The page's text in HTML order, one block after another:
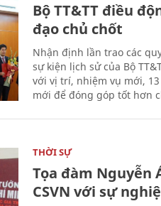
Bộ TT&TT điều
đạo chủ chốt
Nhận định lần trao các
sự kiện lịch sử của Bộ
với vị trí, nhiệm vụ mới,
mới để đóng góp tốt hơn
THỜI SỰ
Tọa đàm Nguyễn
CSVN với sự